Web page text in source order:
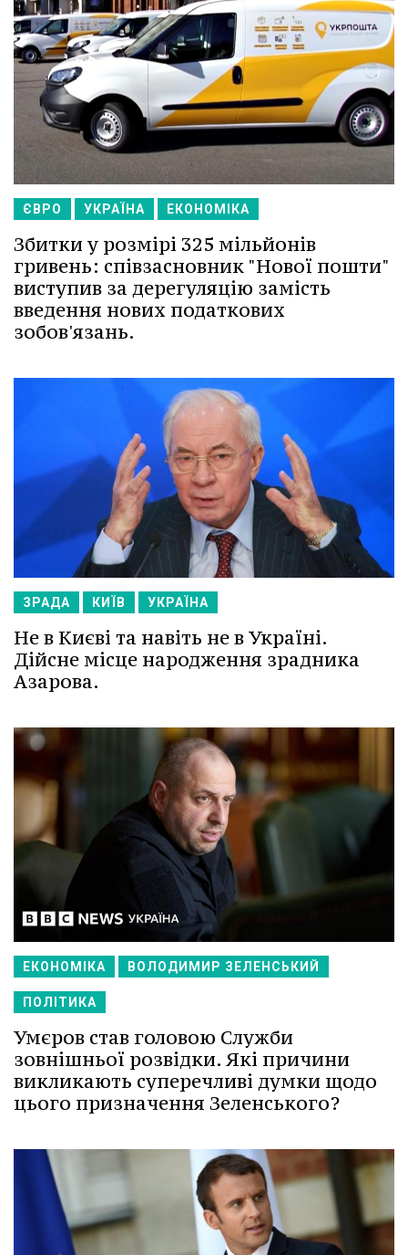
ЄВРО УКРАЇНА ЕКОНОМІКА
Збитки у розмірі 325 мільйонів
гривень: співзасновник "Нової пошти"
виступив за дерегуляцію замість
введення нових податкових
зобов'язань.
ЗРАДА КИЇВ УКРАЇНА
Не в Києві та навіть не в Україні.
Дійсне місце народження зрадника
Азарова.
ЕКОНОМІКА ВОЛОДИМИР ЗЕЛЕНСЬКИЙ
ПОЛІТИКА
Умєров став головою Служби
зовнішньої розвідки. Які причини
викликають суперечливі думки щодо
цього призначення Зеленського?